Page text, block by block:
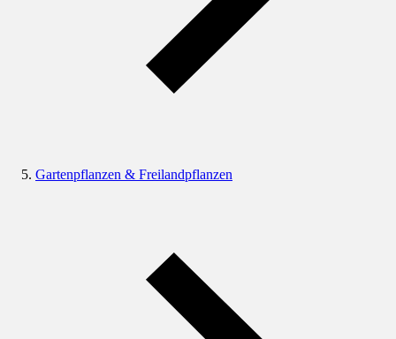
Gartenpflanzen & Freilandpflanzen